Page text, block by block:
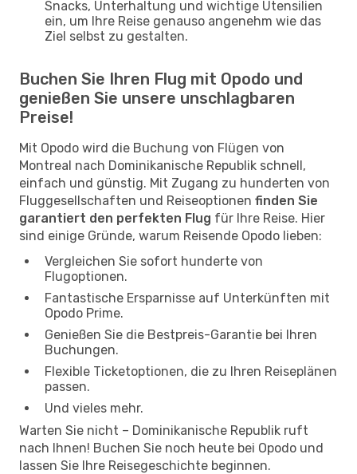
Snacks, Unterhaltung und wichtige Utensilien
ein, um Ihre Reise genauso angenehm wie das
Ziel selbst zu gestalten.
Buchen Sie Ihren Flug mit Opodo und
genießen Sie unsere unschlagbaren
Preise!
Mit Opodo wird die Buchung von Flügen von
Montreal nach Dominikanische Republik schnell,
einfach und günstig. Mit Zugang zu hunderten von
Fluggesellschaften und Reiseoptionen finden Sie
garantiert den perfekten Flug für Ihre Reise. Hier
sind einige Gründe, warum Reisende Opodo lieben:
Vergleichen Sie sofort hunderte von
Flugoptionen.
Fantastische Ersparnisse auf Unterkünften mit
Opodo Prime.
Genießen Sie die Bestpreis-Garantie bei Ihren
Buchungen.
Flexible Ticketoptionen, die zu Ihren Reiseplänen
passen.
Und vieles mehr.
Warten Sie nicht – Dominikanische Republik ruft
nach Ihnen! Buchen Sie noch heute bei Opodo und
lassen Sie Ihre Reisegeschichte beginnen.